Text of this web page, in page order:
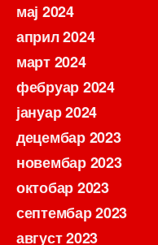
мај 2024
април 2024
март 2024
фебруар 2024
јануар 2024
децембар 2023
новембар 2023
октобар 2023
септембар 2023
август 2023